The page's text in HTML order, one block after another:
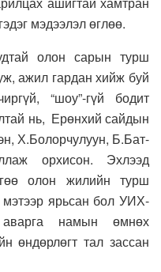
мэдээлэл өглөө.
олон сарын турш
ажил гардан хийж буй
“шоу”-гүй бодит
нь, Ерөнхий сайдын
Х.Болорчулуун, Б.Бат-
орхисон. Эхлээд
олон жилийн турш
ярьсан бол УИХ-
намын өмнөх
өндөрлөгт тал зассан